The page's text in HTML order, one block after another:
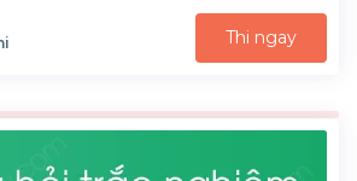
Thi ngay